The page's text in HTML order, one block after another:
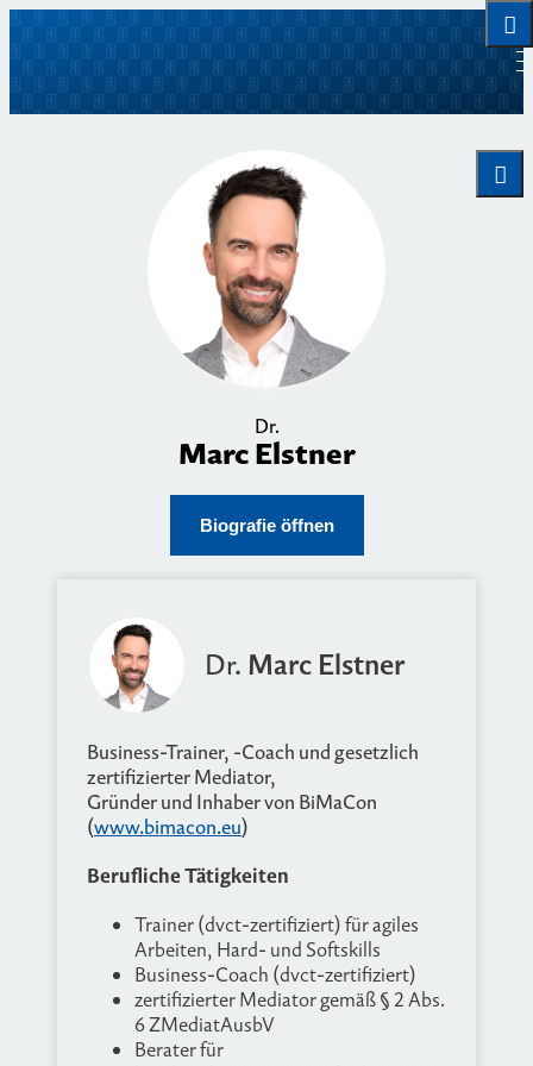
Dr.
Marc Elstner
Biografie öffnen
Dr. Marc Elstner
Business-Trainer, -Coach und gesetzlich
zertifizierter Mediator,
Gründer und Inhaber von BiMaCon
(www.bimacon.eu)
Berufliche Tätigkeiten
Trainer (dvct-zertifiziert) für agiles
Arbeiten, Hard- und Softskills
Business-Coach (dvct-zertifiziert)
zertifizierter Mediator gemäß § 2 Abs.
6 ZMediatAusbV
Berater für